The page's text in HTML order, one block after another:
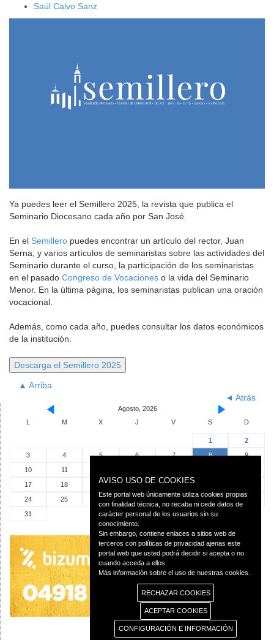
Saúl Calvo Sanz
Ya puedes leer el Semillero 2025, la revista que publica el
Seminario Diocesano cada año por San José.
En el Semillero puedes encontrar un artículo del rector, Juan
Serna, y varios artículos de seminaristas sobre las actividades del
Seminario durante el curso, la participación de los seminaristas
en el pasado Congreso de Vocaciones o la vida del Seminario
Menor. En la última página, los seminaristas publican una oración
vocacional.
Además, como cada año, puedes consultar los datos económicos
de la institución.
▲ Arriba
◄ Atrás
Agosto, 2026
L
M X J V S D
1
2
3
4 5 6 7 8
9
10
11
17
18 19 20 21
24
25 26 27 28 29
30
31
AVISO USO DE COOKIES
Este portal web únicamente utiliza cookies propias
con finalidad técnica, no recaba ni cede datos de
carácter personal de los usuarios sin su
conocimiento.
Sin embargo, contiene enlaces a sitios web de
terceros con políticas de privacidad ajenas este
portal web que usted podrá decidir si acepta o no
cuando acceda a ellos.
Más información sobre el uso de nuestras cookies.
RECHAZAR COOKIES
ACEPTAR COOKIES
CONFIGURACIÓN E INFORMACIÓN